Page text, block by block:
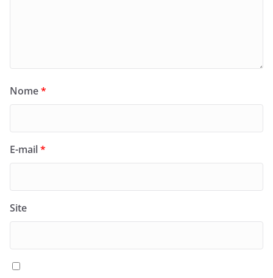
Nome*
E-mail*
Site